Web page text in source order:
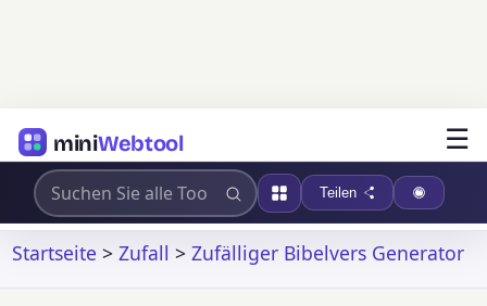
miniWebtool ☰
Teilen
Startseite >Zufall >Zufälliger Bibelvers Generator